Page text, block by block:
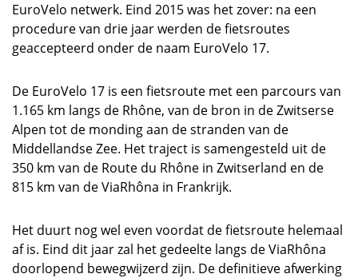
EuroVelo netwerk. Eind 2015 was het zover: na een
procedure van drie jaar werden de fietsroutes
geaccepteerd onder de naam EuroVelo 17.
De EuroVelo 17 is een fietsroute met een parcours van
1.165 km langs de Rhône, van de bron in de Zwitserse
Alpen tot de monding aan de stranden van de
Middellandse Zee. Het traject is samengesteld uit de
350 km van de Route du Rhône in Zwitserland en de
815 km van de ViaRhôna in Frankrijk.
Het duurt nog wel even voordat de fietsroute helemaal
af is. Eind dit jaar zal het gedeelte langs de ViaRhôna
doorlopend bewegwijzerd zijn. De definitieve afwerking